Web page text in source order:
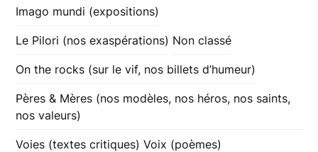
Imago mundi (expositions)
Le Pilori (nos exaspérations) Non classé
On the rocks (sur le vif, nos billets d’humeur)
Pères & Mères (nos modèles, nos héros, nos saints,
nos valeurs)
Voies (textes critiques) Voix (poèmes)